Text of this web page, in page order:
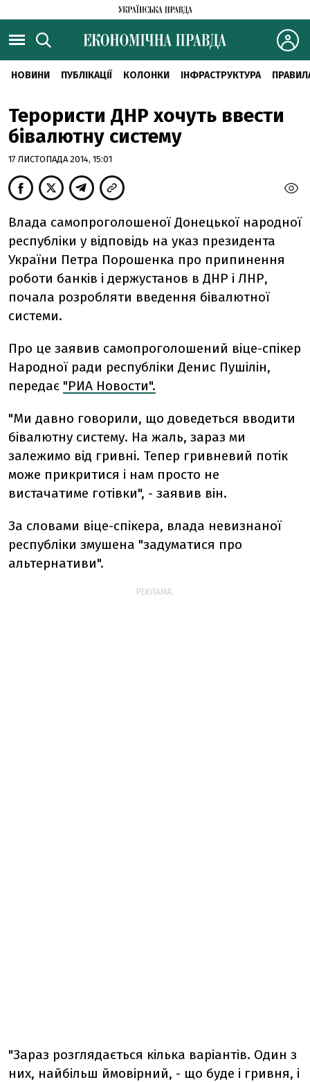
НОВИНИ ПУБЛІКАЦІЇ КОЛОНКИ ІНФРАСТРУКТУРА
Терористи ДНР хочуть ввести
бівалютну систему
17 ЛИСТОПАДА 2014, 15:01
Влада самопроголошеної Донецької народної
республіки у відповідь на указ президента
України Петра Порошенка про припинення
роботи банків і держустанов в ДНР і ЛНР,
почала розробляти введення бівалютної
системи.
Про це заявив самопроголошений віце-спікер
Народної ради республіки Денис Пушілін,
передає "РИА Новости".
"Ми давно говорили, що доведеться вводити
бівалютну систему. На жаль, зараз ми
залежимо від гривні. Тепер гривневий потік
може прикритися і нам просто не
вистачатиме готівки", - заявив він.
За словами віце-спікера, влада невизнаної
республіки змушена "задуматися про
альтернативи".
РЕКЛАМА:
"Зараз розглядається кілька варіантів. Один з
них, найбільш ймовірний, - що буде і гривня, і